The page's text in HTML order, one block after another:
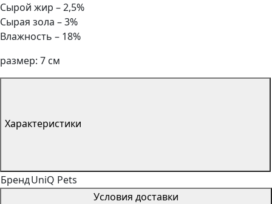
Сырой жир – 2,5%
Сырая зола – 3%
Влажность – 18%
размер: 7 см
Характеристики
БрендUniQ Pets
Условия доставки